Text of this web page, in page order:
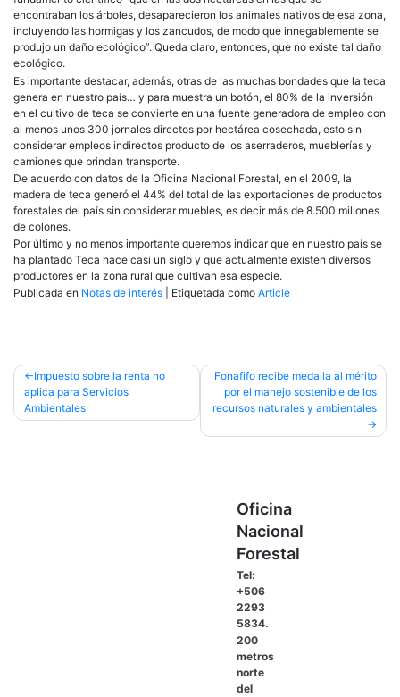
encontraban los árboles, desaparecieron los animales nativos de esa zona,
incluyendo las hormigas y los zancudos, de modo que innegablemente se
produjo un daño ecológico”. Queda claro, entonces, que no existe tal daño
ecológico.
Es importante destacar, además, otras de las muchas bondades que la teca
genera en nuestro país… y para muestra un botón, el 80% de la inversión
en el cultivo de teca se convierte en una fuente generadora de empleo con
al menos unos 300 jornales directos por hectárea cosechada, esto sin
considerar empleos indirectos producto de los aserraderos, mueblerías y
camiones que brindan transporte.
De acuerdo con datos de la Oficina Nacional Forestal, en el 2009, la
madera de teca generó el 44% del total de las exportaciones de productos
forestales del país sin considerar muebles, es decir más de 8.500 millones
de colones.
Por último y no menos importante queremos indicar que en nuestro país se
ha plantado Teca hace casi un siglo y que actualmente existen diversos
productores en la zona rural que cultivan esa especie.
Publicada en Notas de interés Etiquetada como Article
Navegación
de
Impuesto sobre la renta no
aplica para Servicios
Ambientales
Fonafifo recibe medalla al mérito
por el manejo sostenible de los
recursos naturales y ambientales
Oficina
Nacional
Forestal
Tel:
+506
2293
5834.
200
metros
norte
del